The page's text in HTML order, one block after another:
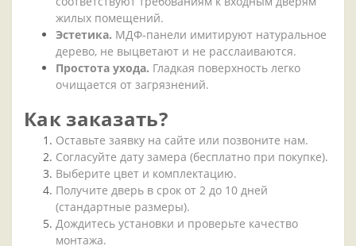
жилых помещений.
Эстетика. МДФ‑панели имитируют натуральное
дерево, не выцветают и не расслаиваются.
Простота ухода. Гладкая поверхность легко
очищается от загрязнений.
Какзаказать?
Оставьте заявку на сайте или позвоните нам.
Согласуйте дату замера (бесплатно при покупке).
Выберите цвет и комплектацию.
Получите дверь в срок от 2 до 10 дней
(стандартные размеры).
Дождитесь установки и проверьте качество
монтажа.